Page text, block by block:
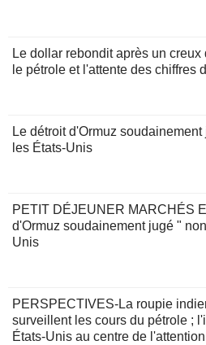
Le dollar rebondit après un
le pétrole et l'attente des chiffres
Le détroit d'Ormuz
les États-Unis
PETIT DÉJEUNER MARCHÉS
d'Ormuz soudainement jugé "
Unis
PERSPECTIVES-La roupie
surveillent les cours du pétrole ;
États-Unis au centre de l'attention